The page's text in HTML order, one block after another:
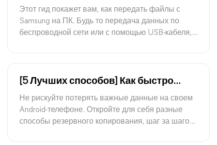
файлы с Samsung на ПК
Этот гид покажет вам, как передать файлы с
Samsung на ПК. Будь то передача данных по
беспроводной сети или с помощью USB-кабеля,
[5 Лучших способов] Как быстро
создать резервную копию своего
Android-телефона на ПК
Не рискуйте потерять важные данные на своем
Android-телефоне. Откройте для себя разные
способы резервного копирования, шаг за шагом